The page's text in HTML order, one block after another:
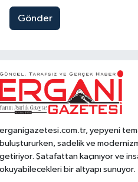
Gönder
erganigazetesi.com.tr, yepyeni
buluştururken, sadelik ve
getiriyor. Şatafattan kaçınıyor ve
okuyabilecekleri bir altyapı sunuyor.